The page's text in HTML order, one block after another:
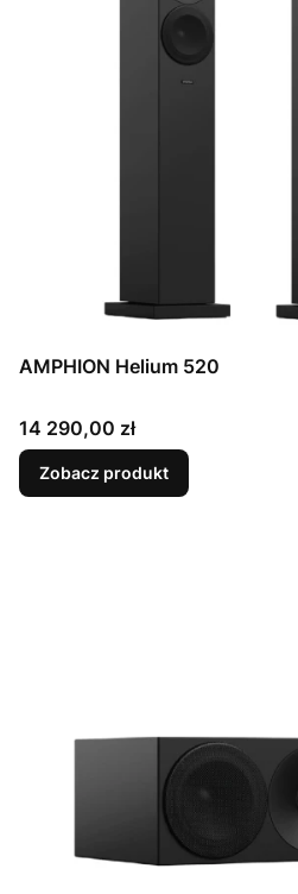
AMPHION Helium 520
Cena
14 290,00 zł
Zobacz produkt